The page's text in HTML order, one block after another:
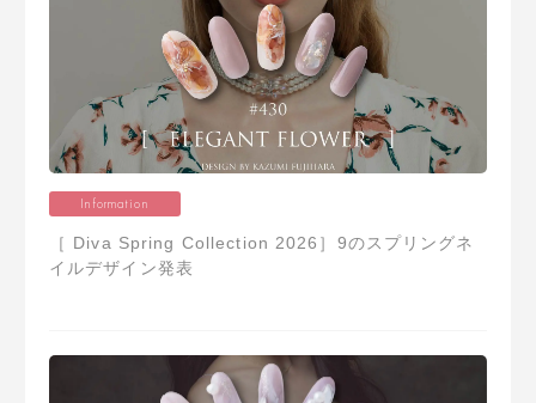
Information
［ Diva Spring Collection 2026］9のスプリングネ
イルデザイン発表